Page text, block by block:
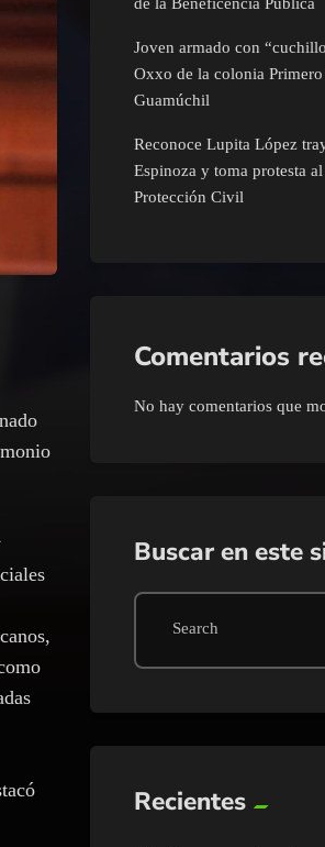
Joven armado con
Oxxo de la colonia
Guamúchil
Reconoce Lupita López
Espinoza y toma protesta
Protección Civil
Comentarios
No hay comentarios que
Buscar en este
Search
Recientes